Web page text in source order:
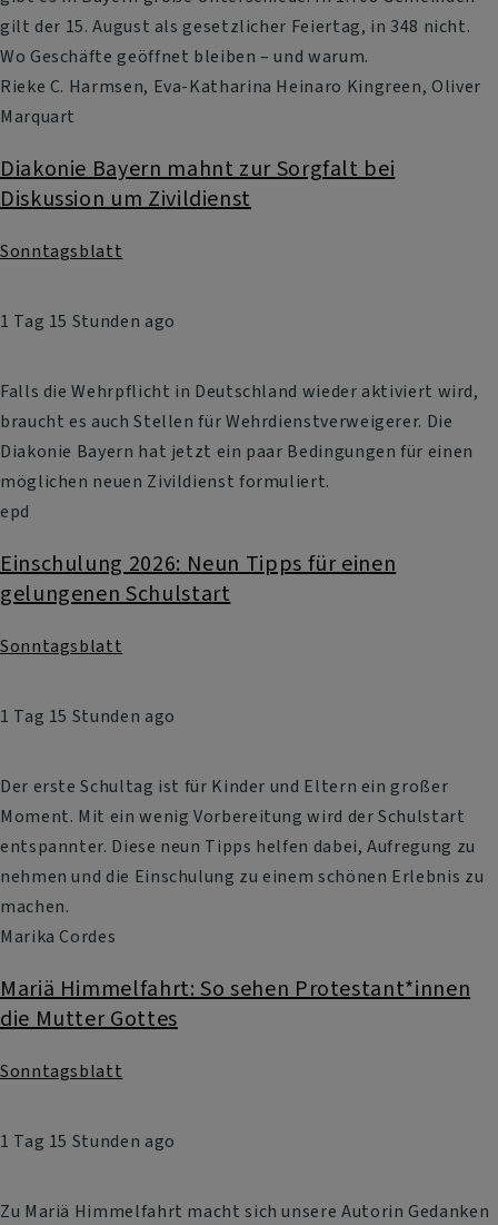
gilt der 15. August als gesetzlicher Feiertag, in 348 nicht.
Wo Geschäfte geöffnet bleiben – und warum.
Rieke C. Harmsen, Eva-Katharina Heinaro Kingreen, Oliver
Marquart
Diakonie Bayern mahnt zur Sorgfalt bei
Diskussion um Zivildienst
Sonntagsblatt
1 Tag 15 Stunden ago
Falls die Wehrpflicht in Deutschland wieder aktiviert wird,
braucht es auch Stellen für Wehrdienstverweigerer. Die
Diakonie Bayern hat jetzt ein paar Bedingungen für einen
möglichen neuen Zivildienst formuliert.
epd
Einschulung 2026: Neun Tipps für einen
gelungenen Schulstart
Sonntagsblatt
1 Tag 15 Stunden ago
Der erste Schultag ist für Kinder und Eltern ein großer
Moment. Mit ein wenig Vorbereitung wird der Schulstart
entspannter. Diese neun Tipps helfen dabei, Aufregung zu
nehmen und die Einschulung zu einem schönen Erlebnis zu
machen.
Marika Cordes
Mariä Himmelfahrt: So sehen Protestant*innen
die Mutter Gottes
Sonntagsblatt
1 Tag 15 Stunden ago
Zu Mariä Himmelfahrt macht sich unsere Autorin Gedanken